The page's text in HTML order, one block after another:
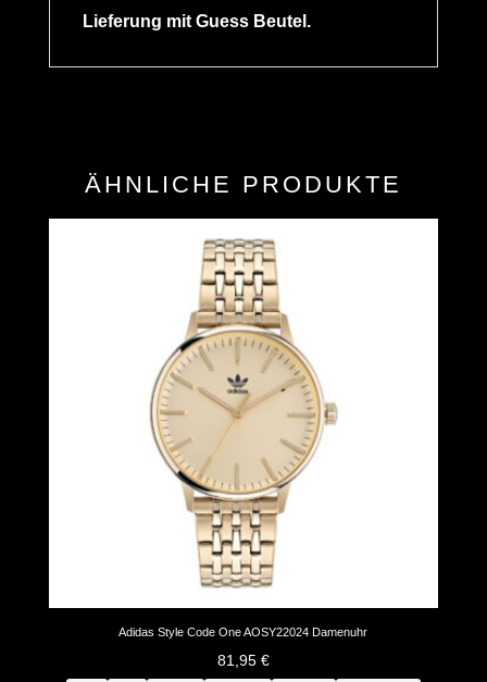
Lieferung mit Guess Beutel.
ÄHNLICHE PRODUKTE
Adidas Style Code One AOSY22024 Damenuhr
81,95 €